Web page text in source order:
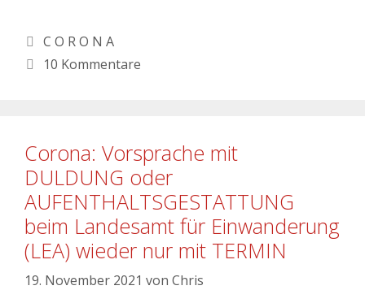
C O R O N A
10 Kommentare
Corona: Vorsprache mit
DULDUNG oder
AUFENTHALTSGESTATTUNG
beim Landesamt für Einwanderung
(LEA) wieder nur mit TERMIN
19. November 2021 von Chris